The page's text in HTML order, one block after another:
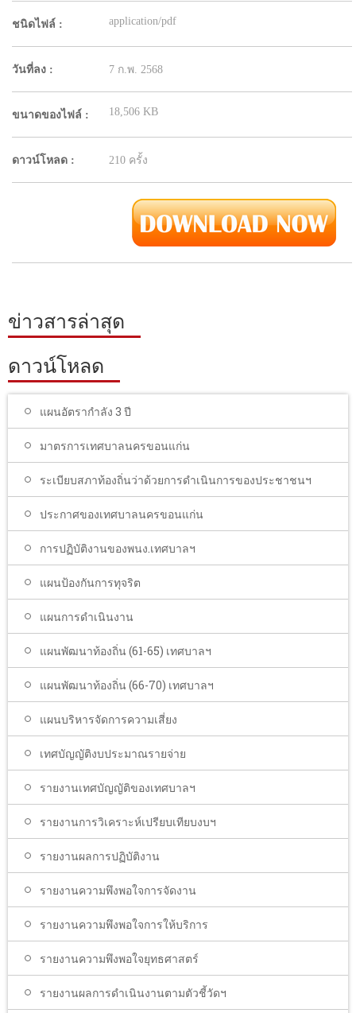
ชนิดไฟล์ : application/pdf
วันที่ลง : 7 ก.พ. 2568
ขนาดของไฟล์ : 18,506 KB
ดาวน์โหลด : 210 ครั้ง
ข่าวสารล่าสุด
ดาวน์โหลด
แผนอัตรากำลัง 3 ปี
มาตรการเทศบาลนครขอนแก่น
ระเบียบสภาท้องถิ่นว่าด้วยการดำเนินการของประชาชนฯ
ประกาศของเทศบาลนครขอนแก่น
การปฏิบัติงานของพนง.เทศบาลฯ
แผนป้องกันการทุจริต
แผนการดำเนินงาน
แผนพัฒนาท้องถิ่น (61-65) เทศบาลฯ
แผนพัฒนาท้องถิ่น (66-70) เทศบาลฯ
แผนบริหารจัดการความเสี่ยง
เทศบัญญัติงบประมาณรายจ่าย
รายงานเทศบัญญัติของเทศบาลฯ
รายงานการวิเคราะห์เปรียบเทียบงบฯ
รายงานผลการปฏิบัติงาน
รายงานความพึงพอใจการจัดงาน
รายงานความพึงพอใจการให้บริการ
รายงานความพึงพอใจยุทธศาสตร์
รายงานผลการดำเนินงานตามตัวชี้วัดฯ